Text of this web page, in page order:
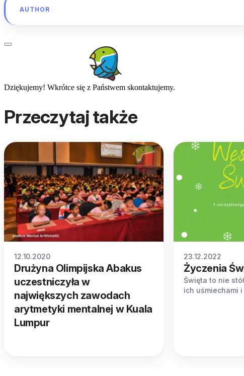
AUTHOR
Dziękujemy! Wkrótce się z Państwem skontaktujemy.
Przeczytaj także
12.10.2020
Drużyna Olimpijska Abakus
uczestniczyła w
największych zawodach
arytmetyki mentalnej w Kuala
Lumpur
23.12.2022
Życzenia
Święta to nie
ich uśmiechami